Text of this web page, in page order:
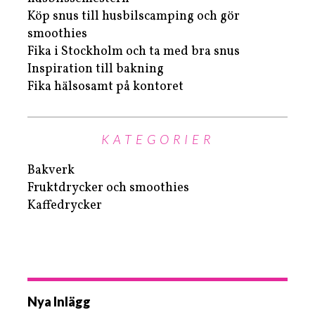
Köp snus till husbilscamping och gör
smoothies
Fika i Stockholm och ta med bra snus
Inspiration till bakning
Fika hälsosamt på kontoret
KATEGORIER
Bakverk
Fruktdrycker och smoothies
Kaffedrycker
Nya Inlägg